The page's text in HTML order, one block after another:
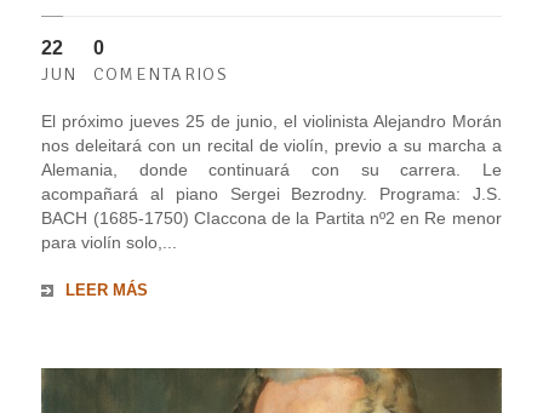
22
JUN
0
COMENTARIOS
El próximo jueves 25 de junio, el violinista Alejandro Morán
nos deleitará con un recital de violín, previo a su marcha a
Alemania, donde continuará con su carrera. Le
acompañará al piano Sergei Bezrodny. Programa: J.S.
BACH (1685-1750) CIaccona de la Partita nº2 en Re menor
para violín solo,...
LEER MÁS